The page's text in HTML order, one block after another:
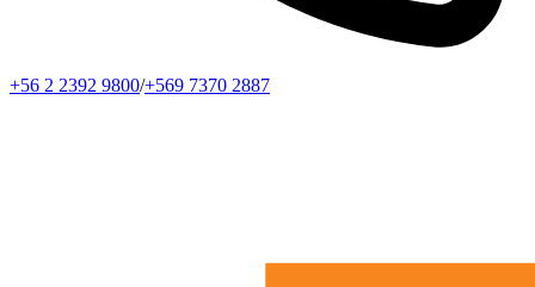
+56 2 2392 9800/+569 7370 2887